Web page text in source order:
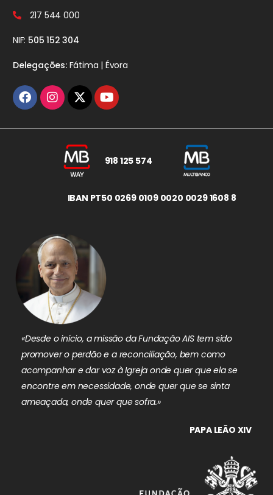
217 544 000
NIF: 505 152 304
Delegações:Fátima | Évora
918 125 574
IBAN PT50 0269 0109 0020 0029 1608 8
«Desde o início, a missão da Fundação AIS tem sido
promover o perdão e a reconciliação, bem como
acompanhar e dar voz à Igreja onde quer que ela se
encontre em necessidade, onde quer que se sinta
ameaçada, onde quer que sofra.»
PAPA LEÃO XIV